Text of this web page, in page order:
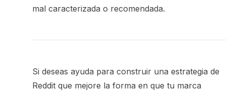
mal caracterizada o recomendada.
Si deseas ayuda para construir una estrategia de
Reddit que mejore la forma en que tu marca